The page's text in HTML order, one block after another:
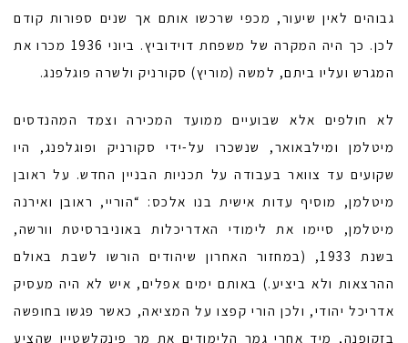
גבוהים לאין שיעור, מכפי שרכשו אותם אך שנים ספורות קודם
לכן. כך היה המקרה של משפחת דוידוביץ. ביוני 1936 מכרו את
המגרש ועליו ביתם, למשה (מוריץ) סקורניק ולשרה פוגלפנג.
לא חולפים אלא שבועיים ממועד המכירה וצמד המהנדסים
מיטלמן ומילבאואר, שנשכרו על-ידי סקורניק ופוגלפנג, היו
שקועים עד צוואר בעבודה על תכניות הבניין החדש. על ראובן
מיטלמן, מוסיף עדות אישית בנו אלכס: “הוריי, ראובן ואירנה
מיטלמן, סיימו את לימודי האדריכלות באוניברסיטת וורשה,
בשנת 1933, (במחזור האחרון שיהודים הורשו לשבת באולם
ההרצאות ולא ביציע.) באותם ימים אפלים, איש לא היה מעסיק
אדריכל יהודי, ולכן הורי קפצו על המציאה, כאשר פגשו בחופשה
בזקופנה, מיד אחרי גמר הלימודים את מר פינקלשטיין שהציע